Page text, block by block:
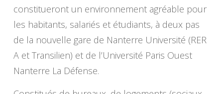
constitueront un environnement agréable pour
les habitants, salariés et étudiants, à deux pas
de la nouvelle gare de Nanterre Université (RER
A et Transilien) et de l’Université Paris Ouest
Nanterre La Défense.